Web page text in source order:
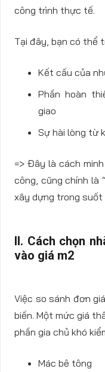
công trình thực tế.
Tại đây, bạn có thể
Kết cấu của
Phần hoàn
giao
Sự hài lòng từ
=> Đây là cách
công, cũng chính là
xây dựng trong suốt
II. Cách chọn
vào giá m2
Việc so sánh đơn
biến. Một mức giá
phần gia chủ khó
Mác bê tông